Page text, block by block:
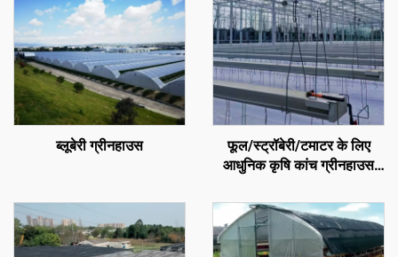
ब्लूबेरी ग्रीनहाउस
फूल/स्ट्रॉबेरी/टमाटर के लिए
आधुनिक कृषि कांच ग्रीनहाउस
छायादान प्रणाली/सिंचाई प्रणाली
हो